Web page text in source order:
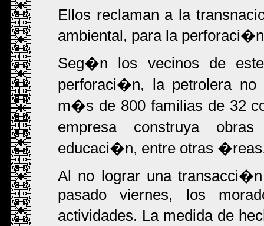
Ellos reclaman a la
ambiental, para la
Seg�n los vecinos de
perforaci�n, la petrolera
m�s de 800 familias de 32
empresa construya
educaci�n, entre otras
Al no lograr una
pasado viernes, los
actividades. La medida de